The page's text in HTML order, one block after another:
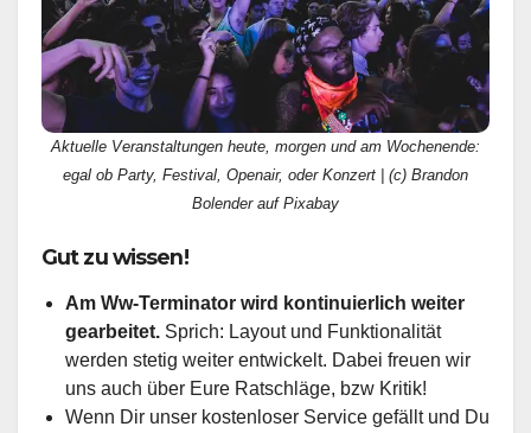
Aktuelle Veranstaltungen heute, morgen und am Wochenende:
egal ob Party, Festival, Openair, oder Konzert | (c) Brandon
Bolender auf Pixabay
Gut zu wissen!
Am Ww-Terminator wird kontinuierlich weiter
gearbeitet. Sprich: Layout und Funktionalität
werden stetig weiter entwickelt. Dabei freuen wir
uns auch über Eure Ratschläge, bzw Kritik!
Wenn Dir unser kostenloser Service gefällt und Du